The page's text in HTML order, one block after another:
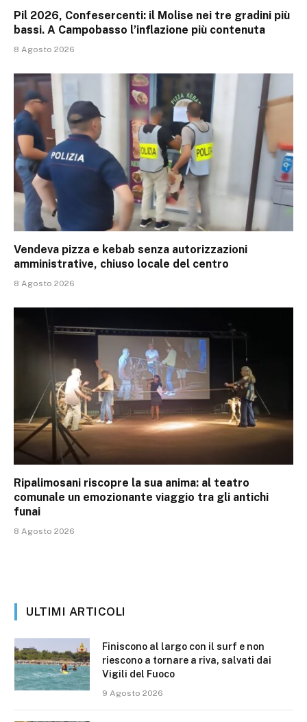
Pil 2026, Confesercenti: il Molise nei tre gradini più
bassi. A Campobasso l’inflazione più contenuta
8 Agosto 2026
Vendeva pizza e kebab senza autorizzazioni
amministrative, chiuso locale del centro
8 Agosto 2026
Ripalimosani riscopre la sua anima: al teatro
comunale un emozionante viaggio tra gli antichi
funai
8 Agosto 2026
ULTIMI ARTICOLI
Finiscono al largo con il surf e non
riescono a tornare a riva, salvati dai
Vigili del Fuoco
9 Agosto 2026